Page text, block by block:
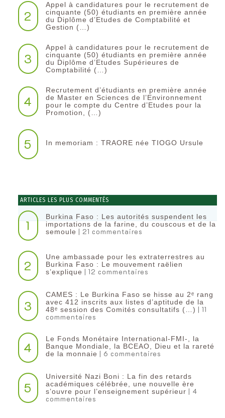
2
Appel à candidatures pour le recrutement de
cinquante (50) étudiants en première année
du Diplôme d’Etudes de Comptabilité et
Gestion (…)
3
Appel à candidatures pour le recrutement de
cinquante (50) étudiants en première année
du Diplôme d’Etudes Supérieures de
Comptabilité (…)
4
Recrutement d’étudiants en première année
de Master en Sciences de l’Environnement
pour le compte du Centre d’Etudes pour la
Promotion, (…)
5 In memoriam : TRAORE née TIOGO Ursule
ARTICLES LES PLUS COMMENTÉS
1
Burkina Faso : Les autorités suspendent les
importations de la farine, du couscous et de la
semoule | 21 commentaires
2
Une ambassade pour les extraterrestres au
Burkina Faso : Le mouvement raëlien
s’explique | 12 commentaires
3
CAMES : Le Burkina Faso se hisse au 2ᵉ rang
avec 412 inscrits aux listes d’aptitude de la
48ᵉ session des Comités consultatifs (…) | 11
commentaires
4
Le Fonds Monétaire International-FMI-, la
Banque Mondiale, la BCEAO, Dieu et la rareté
de la monnaie | 6 commentaires
5
Université Nazi Boni : La fin des retards
académiques célébrée, une nouvelle ère
s’ouvre pour l’enseignement supérieur | 4
commentaires